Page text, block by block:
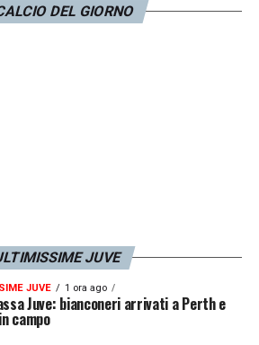
DEL GIORNO
JUVE
JUVE 1 ora ago
Juve: bianconeri arrivati a Perth e
campo